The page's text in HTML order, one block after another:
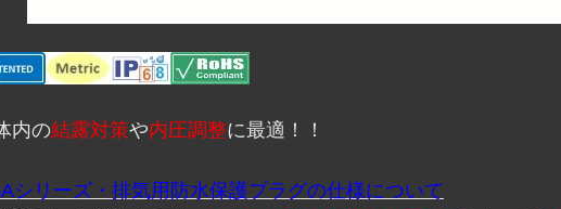
内の結露対策や内圧調整に最適！！
シリーズ・排気用防水保護プラグの仕様について